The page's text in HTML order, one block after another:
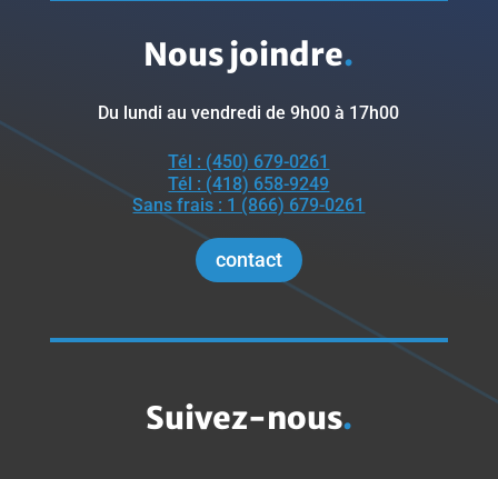
Nous joindre.
Du lundi au vendredi de 9h00 à 17h00
Tél : (450) 679-0261
Tél : (418) 658-9249
Sans frais : 1 (866) 679-0261
contact
Suivez-nous.